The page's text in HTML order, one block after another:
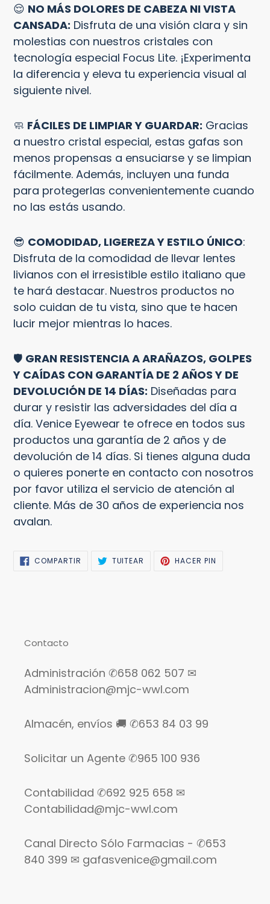
😌 NO MÁS DOLORES DE CABEZA NI VISTA
CANSADA: Disfruta de una visión clara y sin
molestias con nuestros cristales con
tecnología especial Focus Lite. ¡Experimenta
la diferencia y eleva tu experiencia visual al
siguiente nivel.
🧼 FÁCILES DE LIMPIAR Y GUARDAR: Gracias
a nuestro cristal especial, estas gafas son
menos propensas a ensuciarse y se limpian
fácilmente. Además, incluyen una funda
para protegerlas convenientemente cuando
no las estás usando.
😎 COMODIDAD, LIGEREZA Y ESTILO ÚNICO:
Disfruta de la comodidad de llevar lentes
livianos con el irresistible estilo italiano que
te hará destacar. Nuestros productos no
solo cuidan de tu vista, sino que te hacen
lucir mejor mientras lo haces.
🛡️ GRAN RESISTENCIA A ARAÑAZOS, GOLPES
Y CAÍDAS CON GARANTÍA DE 2 AÑOS Y DE
DEVOLUCIÓN DE 14 DÍAS: Diseñadas para
durar y resistir las adversidades del día a
día. Venice Eyewear te ofrece en todos sus
productos una garantía de 2 años y de
devolución de 14 días. Si tienes alguna duda
o quieres ponerte en contacto con nosotros
por favor utiliza el servicio de atención al
cliente. Más de 30 años de experiencia nos
avalan.
COMPARTIR COMPARTIRTUITEAR TUITEARHACER PIN
Contacto
Administración ✆658 062 507 ✉
Administracion@mjc-wwl.com
Almacén, envíos 🚚 ✆653 84 03 99
Solicitar un Agente ✆965 100 936
Contabilidad ✆692 925 658 ✉
Contabilidad@mjc-wwl.com
Canal Directo Sólo Farmacias - ✆653
840 399 ✉ gafasvenice@gmail.com